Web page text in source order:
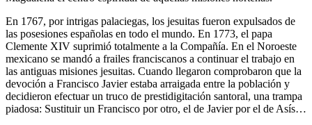
En 1767, por intrigas palaciegas, los jesuitas fueron expulsados de
las posesiones españolas en todo el mundo. En 1773, el papa
Clemente XIV suprimió totalmente a la Compañía. En el Noroeste
mexicano se mandó a frailes franciscanos a continuar el trabajo en
las antiguas misiones jesuitas. Cuando llegaron comprobaron que la
devoción a Francisco Javier estaba arraigada entre la población y
decidieron efectuar un truco de prestidigitación santoral, una trampa
piadosa: Sustituir un Francisco por otro, el de Javier por el de Asís…